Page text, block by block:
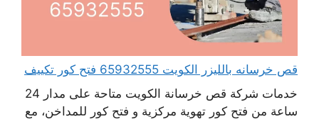
قص خرسانه بالليزر الكويت 65932555 فتح كور تكييف
خدمات شركة قص خرسانة الكويت متاحة على مدار 24
ساعة من فتح كور تهوية مركزية و فتح كور للمداخن، مع